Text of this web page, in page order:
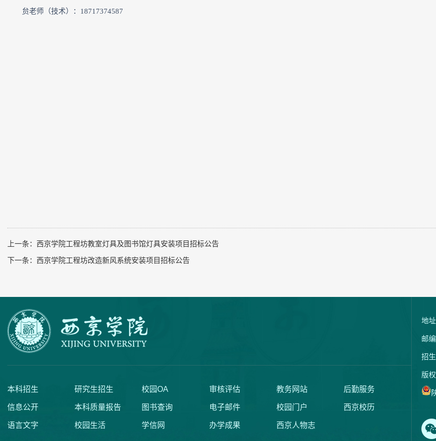
贠老师（技术）：18717374587
上一条： 西京学院工程坊教室灯具及图书馆灯具安装项目招标公告
下一条： 西京学院工程坊改造新风系统安装项目招标公告
本科招生 研究生招生 校园OA 审核评估 教务网站 后勤服务
信息公开 本科质量报告 图书查询 电子邮件 校园门户 西京校历
语言文字 校园生活 学信网 办学成果 西京人物志
地
邮
招
版